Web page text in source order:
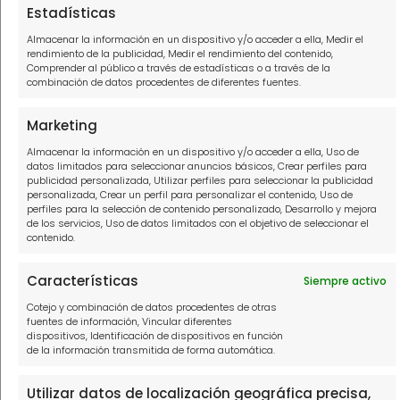
Estadísticas
Almacenar la información en un dispositivo y/o acceder a ella, Medir el
rendimiento de la publicidad, Medir el rendimiento del contenido,
Comprender al público a través de estadísticas o a través de la
combinación de datos procedentes de diferentes fuentes.
Marketing
Almacenar la información en un dispositivo y/o acceder a ella, Uso de
datos limitados para seleccionar anuncios básicos, Crear perfiles para
publicidad personalizada, Utilizar perfiles para seleccionar la publicidad
personalizada, Crear un perfil para personalizar el contenido, Uso de
perfiles para la selección de contenido personalizado, Desarrollo y mejora
de los servicios, Uso de datos limitados con el objetivo de seleccionar el
contenido.
Características Siempre activo
Cotejo y combinación de datos procedentes de otras
fuentes de información, Vincular diferentes
dispositivos, Identificación de dispositivos en función
de la información transmitida de forma automática.
Utilizar datos de localización geográfica precisa,
Abogados para tus deudas Tenerife
Abogados para tus deudas Valencia
Información
Política de privacidad
Política de cookies
Aviso Legal
Contacto
910916445